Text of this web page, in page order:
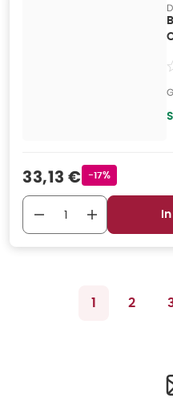
Verkaufspreis
33,13 € Rabattstempel
-17%
1 2